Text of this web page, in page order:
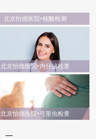
北京怡德医院•核酸检测
北京怡德医院•内分泌检查
北京怡德医院•弓形虫检查